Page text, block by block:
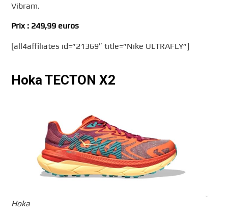
Vibram.
Prix : 249,99 euros
[all4affiliates id=”21369″ title=”Nike ULTRAFLY”]
Hoka TECTON X2
Hoka